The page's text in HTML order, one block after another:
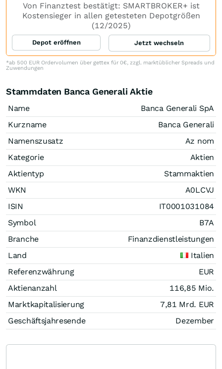
Von Finanztest bestätigt: SMARTBROKER+ ist
Kostensieger in allen getesteten Depotgrößen
(12/2025)
Depot eröffnen Jetzt wechseln
*ab 500 EUR Ordervolumen über gettex für 0€, zzgl. marktüblicher Spreads und
Zuwendungen
Stammdaten Banca Generali Aktie
Name
Banca Generali SpA
Kurzname
Banca Generali
Namenszusatz
Az nom
Kategorie
Aktien
Aktientyp
Stammaktien
WKN
A0LCVJ
ISIN
IT0001031084
Symbol
B7A
Branche
Finanzdienstleistungen
Land
Italien
Referenzwährung
EUR
Aktienanzahl
116,85 Mio.
Marktkapitalisierung
7,81 Mrd. EUR
Geschäftsjahresende
Dezember